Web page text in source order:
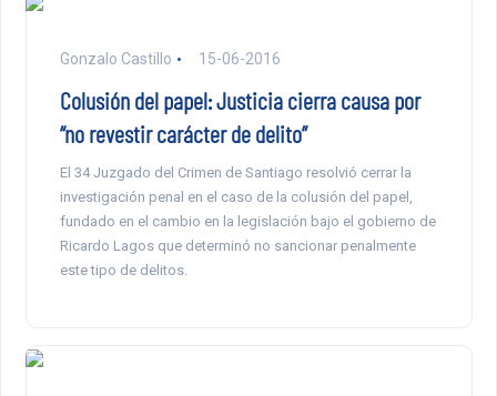
Gonzalo Castillo 15-06-2016
Colusión del papel: Justicia cierra causa por
“no revestir carácter de delito”
El 34 Juzgado del Crimen de Santiago resolvió cerrar la
investigación penal en el caso de la colusión del papel,
fundado en el cambio en la legislación bajo el gobierno de
Ricardo Lagos que determinó no sancionar penalmente
este tipo de delitos.